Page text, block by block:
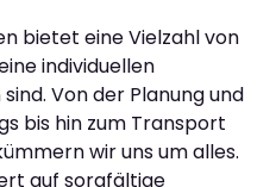
bietet eine Vielzahl von
individuellen
Von der Planung und
bis hin zum Transport
wir uns um alles.
auf sorgfältige